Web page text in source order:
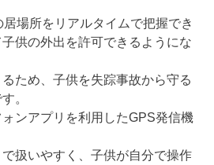
場所をリアルタイムで把握でき
供の外出を許可できるようにな
ため、子供を失踪事故から守る
。
ンアプリを利用したGPS発信機
扱いやすく、子供が自分で操作